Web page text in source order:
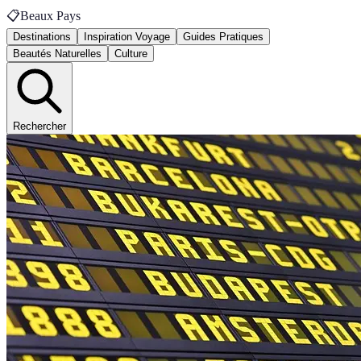
📋Beaux Pays
Destinations Inspiration Voyage
Guides Pratiques
Beautés Naturelles
Culture
Rechercher